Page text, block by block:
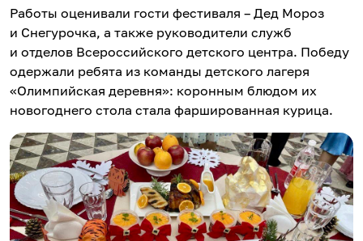
Работы оценивали гости фестиваля – Дед Мороз
и Снегурочка, а также руководители служб
и отделов Всероссийского детского центра. Победу
одержали ребята из команды детского лагеря
«Олимпийская деревня»: коронным блюдом их
новогоднего стола стала фаршированная курица.